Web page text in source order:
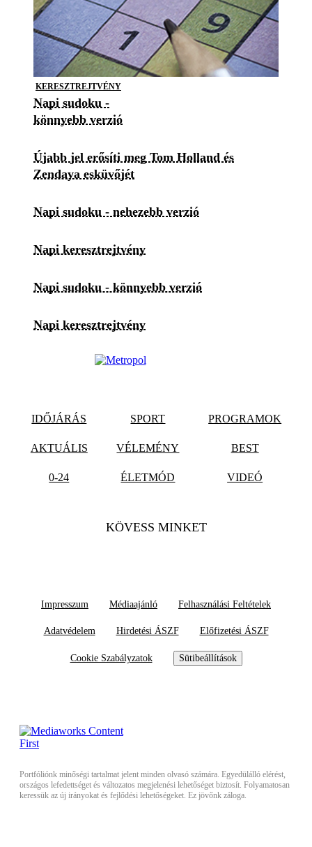
KERESZTREJTVÉNY
Napi sudoku -
könnyebb verzió
Újabb jel erősíti meg Tom Holland és
Zendaya esküvőjét
Napi sudoku - nehezebb verzió
Napi keresztrejtvény
Napi sudoku - könnyebb verzió
Napi keresztrejtvény
IDŐJÁRÁS SPORT PROGRAMOK
AKTUÁLIS VÉLEMÉNY BEST
0-24 ÉLETMÓD VIDEÓ
KÖVESS MINKET
Impresszum Médiaajánló Felhasználási Feltételek
Adatvédelem Hirdetési ÁSZF Előfizetési ÁSZF
Cookie Szabályzatok Sütibeállítások
Portfóliónk minőségi tartalmat jelent minden olvasó számára. Egyedülálló elérést,
országos lefedettséget és változatos megjelenési lehetőséget biztosít. Folyamatosan
keressük az új irányokat és fejlődési lehetőségeket. Ez jövőnk záloga.